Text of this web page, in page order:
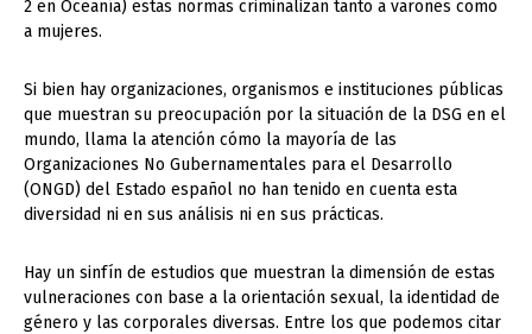
2 en Oceanía) estas normas criminalizan tanto a varones como
a mujeres.
Si bien hay organizaciones, organismos e instituciones públicas
que muestran su preocupación por la situación de la DSG en el
mundo, llama la atención cómo la mayoría de las
Organizaciones No Gubernamentales para el Desarrollo
(ONGD) del Estado español no han tenido en cuenta esta
diversidad ni en sus análisis ni en sus prácticas.
Hay un sinfín de estudios que muestran la dimensión de estas
vulneraciones con base a la orientación sexual, la identidad de
género y las corporales diversas. Entre los que podemos citar